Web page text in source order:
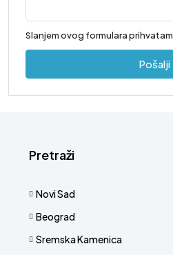
Slanjem ovog formulara prihvatam
Pošalji
Pretraži
Novi Sad
Beograd
Sremska Kamenica